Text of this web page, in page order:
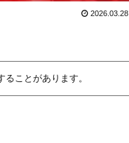
2026.03.28
ことがあります。